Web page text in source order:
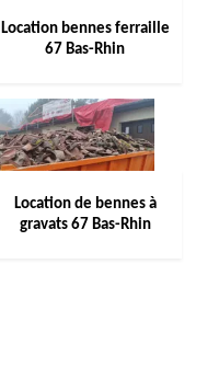
Location bennes ferraille
67 Bas-Rhin
Location de bennes à
gravats 67 Bas-Rhin